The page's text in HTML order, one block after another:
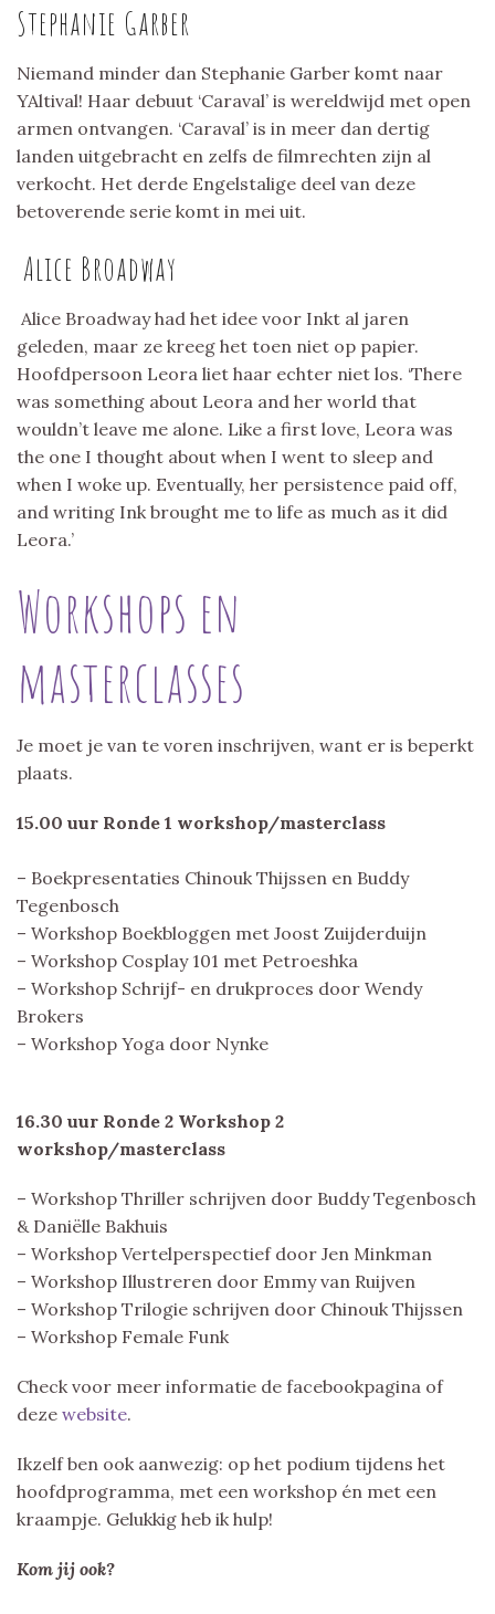
Stephanie Garber
Niemand minder dan Stephanie Garber komt naar
YAltival! Haar debuut ‘Caraval’ is wereldwijd met open
armen ontvangen. ‘Caraval’ is in meer dan dertig
landen uitgebracht en zelfs de filmrechten zijn al
verkocht. Het derde Engelstalige deel van deze
betoverende serie komt in mei uit.
Alice Broadway
Alice Broadway had het idee voor Inkt al jaren
geleden, maar ze kreeg het toen niet op papier.
Hoofdpersoon Leora liet haar echter niet los. ‘There
was something about Leora and her world that
wouldn’t leave me alone. Like a first love, Leora was
the one I thought about when I went to sleep and
when I woke up. Eventually, her persistence paid off,
and writing Ink brought me to life as much as it did
Leora.’
Workshops en
masterclasses
Je moet je van te voren inschrijven, want er is beperkt
plaats.
15.00 uur Ronde 1 workshop/masterclass
– Boekpresentaties Chinouk Thijssen en Buddy
Tegenbosch
– Workshop Boekbloggen met Joost Zuijderduijn
– Workshop Cosplay 101 met Petroeshka
– Workshop Schrijf- en drukproces door Wendy
Brokers
– Workshop Yoga door Nynke
16.30 uur Ronde 2 Workshop 2
workshop/masterclass
– Workshop Thriller schrijven door Buddy Tegenbosch
& Daniëlle Bakhuis
– Workshop Vertelperspectief door Jen Minkman
– Workshop Illustreren door Emmy van Ruijven
– Workshop Trilogie schrijven door Chinouk Thijssen
– Workshop Female Funk
Check voor meer informatie de facebookpagina of
deze website.
Ikzelf ben ook aanwezig: op het podium tijdens het
hoofdprogramma, met een workshop én met een
kraampje. Gelukkig heb ik hulp!
Kom jij ook?